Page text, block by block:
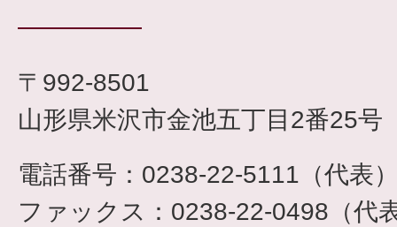
〒992-8501
山形県米沢市金池五丁目2番25号
電話番号：0238-22-5111（代表
ファックス：0238-22-0498（代